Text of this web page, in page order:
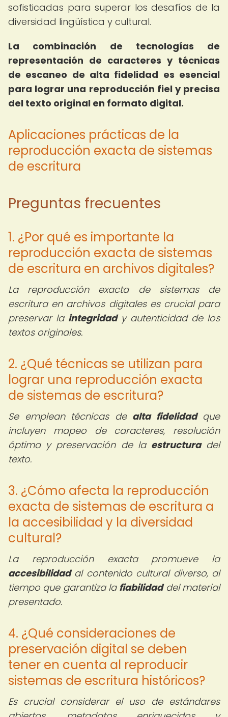
sofisticadas para superar los desafíos de la
diversidad lingüística y cultural.
La combinación de tecnologías de
representación de caracteres y técnicas
de escaneo de alta fidelidad es esencial
para lograr una reproducción fiel y precisa
del texto original en formato digital.
Aplicaciones prácticas de la
reproducción exacta de sistemas
de escritura
Preguntas frecuentes
1. ¿Por qué es importante la
reproducción exacta de sistemas
de escritura en archivos digitales?
La reproducción exacta de sistemas de
escritura en archivos digitales es crucial para
preservar la integridady autenticidad de los
textos originales.
2. ¿Qué técnicas se utilizan para
lograr una reproducción exacta
de sistemas de escritura?
Se emplean técnicas de alta fidelidadque
incluyen mapeo de caracteres, resolución
óptima y preservación de la estructuradel
texto.
3. ¿Cómo afecta la reproducción
exacta de sistemas de escritura a
la accesibilidad y la diversidad
cultural?
La reproducción exacta promueve la
accesibilidadal contenido cultural diverso, al
tiempo que garantiza la fiabilidaddel material
presentado.
4. ¿Qué consideraciones de
preservación digital se deben
tener en cuenta al reproducir
sistemas de escritura históricos?
Es crucial considerar el uso de estándares